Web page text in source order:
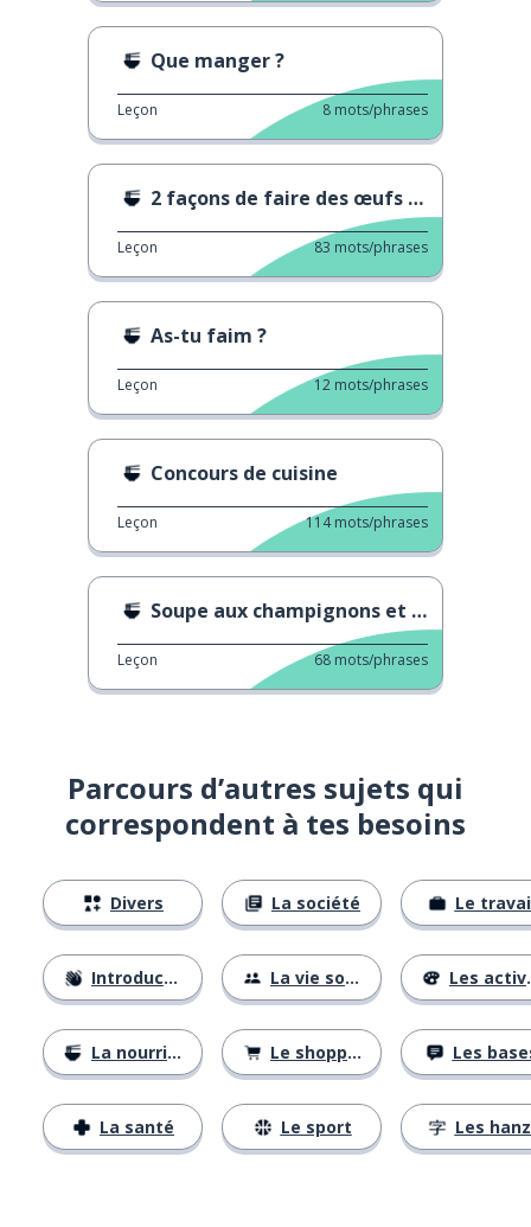
Que manger ?
Leçon 8 mots/phrases
2 façons de faire des œufs pochés
Leçon 83 mots/phrases
As-tu faim ?
Leçon 12 mots/phrases
Concours de cuisine
Leçon 114 mots/phrases
Soupe aux champignons et au tofu
Leçon 68 mots/phrases
Parcours d’autres sujets qui
correspondent à tes besoins
Divers
Introductions
La nourriture
La santé
La société
La vie sociale
Le shopping
Le sport
Le
Les activités
Les
Les